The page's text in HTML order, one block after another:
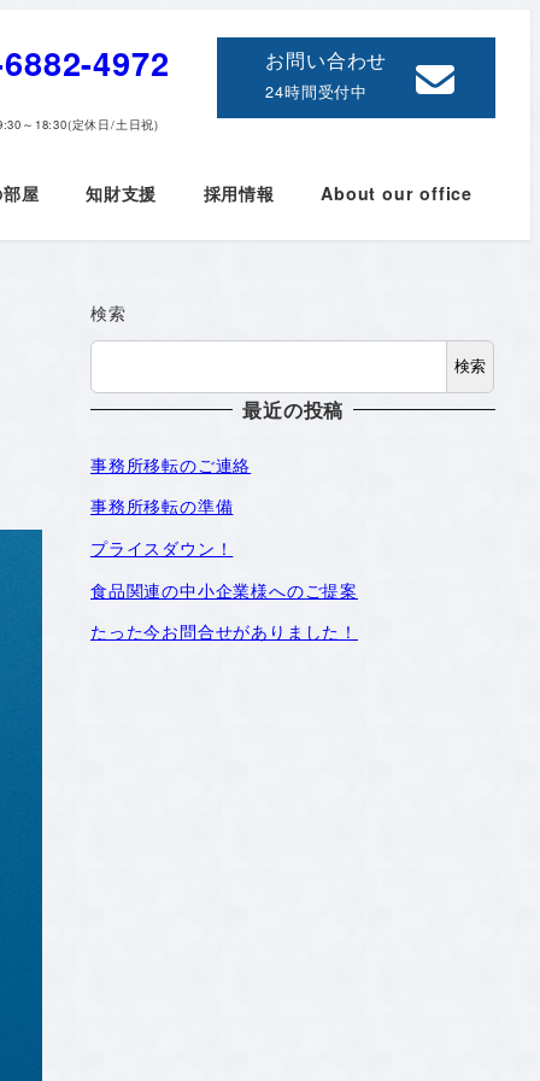
4972
～18:30(定休日/土日祝)
お問い合わせ
24時間受付中
屋 知財支援 採用情報 About our office
検索
検索
最近の投稿
事務所移転のご連絡
事務所移転の準備
プライスダウン！
食品関連の中小企業様へのご提案
たった今お問合せがありました！